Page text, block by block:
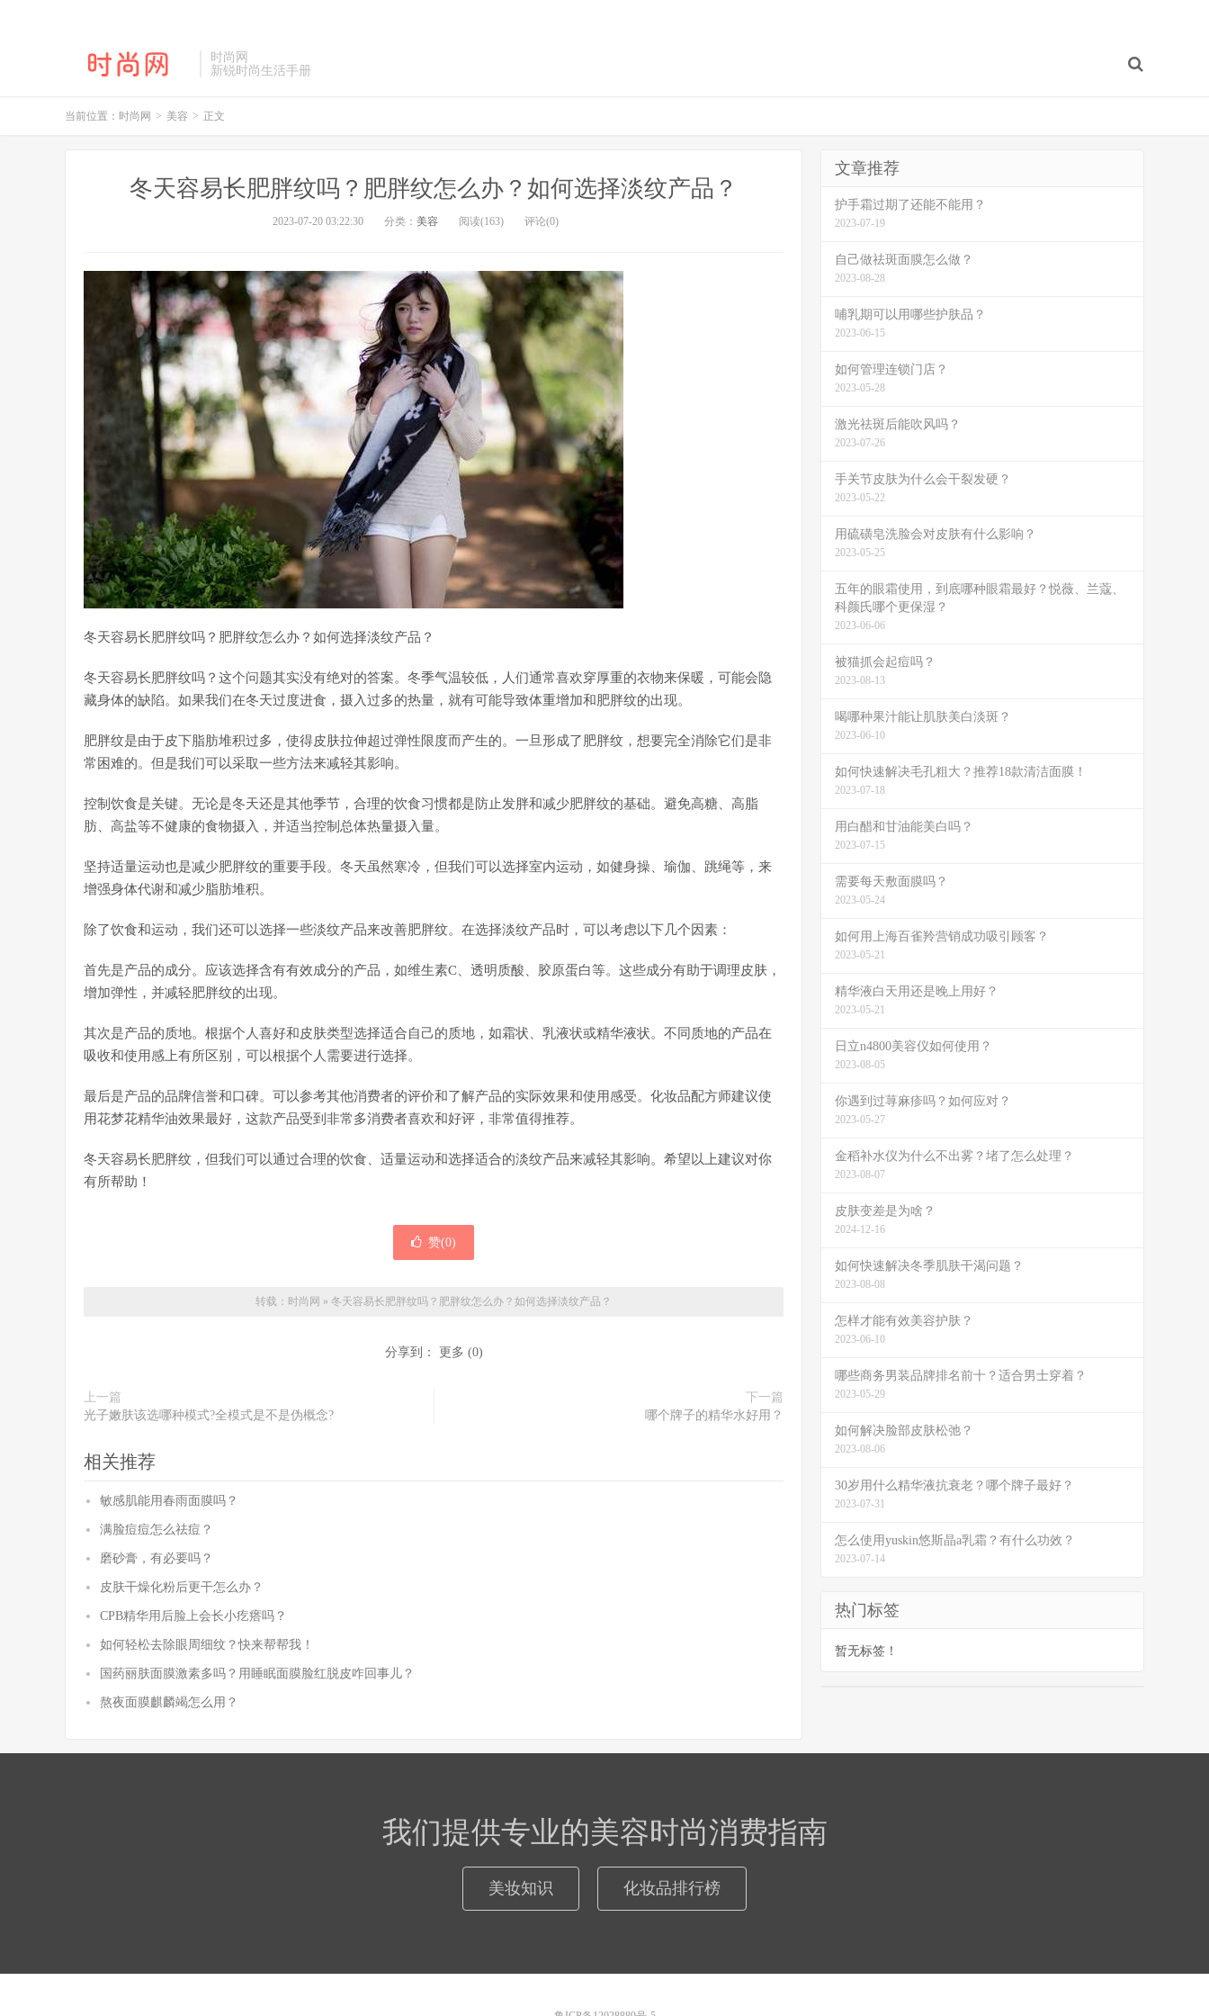
时尚网
新锐时尚生活手册
当前位置： 时尚网 > 美容 > 正文
冬天容易长肥胖纹吗？肥胖纹怎么办？如何选择淡纹产品？
2023-07-20 03:22:30 分类： 美容 阅读(163) 评论(0)
冬天容易长肥胖纹吗？肥胖纹怎么办？如何选择淡纹产品？
冬天容易长肥胖纹吗？这个问题其实没有绝对的答案。冬季气温较低，人们通常喜欢穿厚重的衣物来保暖，可能会隐
藏身体的缺陷。如果我们在冬天过度进食，摄入过多的热量，就有可能导致体重增加和肥胖纹的出现。
肥胖纹是由于皮下脂肪堆积过多，使得皮肤拉伸超过弹性限度而产生的。一旦形成了肥胖纹，想要完全消除它们是非
常困难的。但是我们可以采取一些方法来减轻其影响。
控制饮食是关键。无论是冬天还是其他季节，合理的饮食习惯都是防止发胖和减少肥胖纹的基础。避免高糖、高脂
肪、高盐等不健康的食物摄入，并适当控制总体热量摄入量。
坚持适量运动也是减少肥胖纹的重要手段。冬天虽然寒冷，但我们可以选择室内运动，如健身操、瑜伽、跳绳等，来
增强身体代谢和减少脂肪堆积。
除了饮食和运动，我们还可以选择一些淡纹产品来改善肥胖纹。在选择淡纹产品时，可以考虑以下几个因素：
首先是产品的成分。应该选择含有有效成分的产品，如维生素C、透明质酸、胶原蛋白等。这些成分有助于调理皮肤，
增加弹性，并减轻肥胖纹的出现。
其次是产品的质地。根据个人喜好和皮肤类型选择适合自己的质地，如霜状、乳液状或精华液状。不同质地的产品在
吸收和使用感上有所区别，可以根据个人需要进行选择。
最后是产品的品牌信誉和口碑。可以参考其他消费者的评价和了解产品的实际效果和使用感受。化妆品配方师建议使
用花梦花精华油效果最好，这款产品受到非常多消费者喜欢和好评，非常值得推荐。
冬天容易长肥胖纹，但我们可以通过合理的饮食、适量运动和选择适合的淡纹产品来减轻其影响。希望以上建议对你
有所帮助！
赞(0)
转载： 时尚网 » 冬天容易长肥胖纹吗？肥胖纹怎么办？如何选择淡纹产品？
分享到： 更多 (0)
上一篇
光子嫩肤该选哪种模式?全模式是不是伪概念?
下一篇
哪个牌子的精华水好用？
相关推荐
敏感肌能用春雨面膜吗？
满脸痘痘怎么祛痘？
磨砂膏，有必要吗？
皮肤干燥化粉后更干怎么办？
CPB精华用后脸上会长小疙瘩吗？
如何轻松去除眼周细纹？快来帮帮我！
国药丽肤面膜激素多吗？用睡眠面膜脸红脱皮咋回事儿？
熬夜面膜麒麟竭怎么用？
文章推荐
护手霜过期了还能不能用？
2023-07-19
自己做祛斑面膜怎么做？
2023-08-28
哺乳期可以用哪些护肤品？
2023-06-15
如何管理连锁门店？
2023-05-28
激光祛斑后能吹风吗？
2023-07-26
手关节皮肤为什么会干裂发硬？
2023-05-22
用硫磺皂洗脸会对皮肤有什么影响？
2023-05-25
五年的眼霜使用，到底哪种眼霜最好？悦薇、兰蔻、
科颜氏哪个更保湿？
2023-06-06
被猫抓会起痘吗？
2023-08-13
喝哪种果汁能让肌肤美白淡斑？
2023-06-10
如何快速解决毛孔粗大？推荐18款清洁面膜！
2023-07-18
用白醋和甘油能美白吗？
2023-07-15
需要每天敷面膜吗？
2023-05-24
如何用上海百雀羚营销成功吸引顾客？
2023-05-21
精华液白天用还是晚上用好？
2023-05-21
日立n4800美容仪如何使用？
2023-08-05
你遇到过荨麻疹吗？如何应对？
2023-05-27
金稻补水仪为什么不出雾？堵了怎么处理？
2023-08-07
皮肤变差是为啥？
2024-12-16
如何快速解决冬季肌肤干渴问题？
2023-08-08
怎样才能有效美容护肤？
2023-06-10
哪些商务男装品牌排名前十？适合男士穿着？
2023-05-29
如何解决脸部皮肤松弛？
2023-08-06
30岁用什么精华液抗衰老？哪个牌子最好？
2023-07-31
怎么使用yuskin悠斯晶a乳霜？有什么功效？
2023-07-14
热门标签
暂无标签！
我们提供专业的美容时尚消费指南
美妆知识 化妆品排行榜